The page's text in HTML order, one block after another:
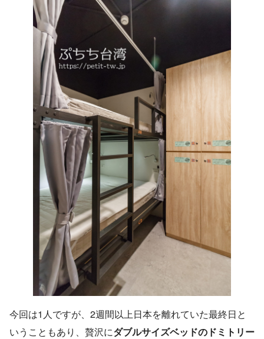
今回は1人ですが、2週間以上日本を離れていた最終日と
いうこともあり、贅沢にダブルサイズベッドのドミトリー